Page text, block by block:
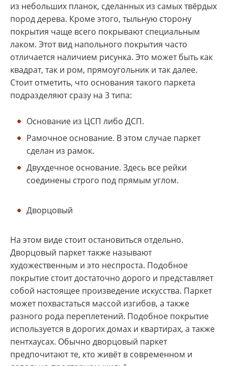
из небольших планок, сделанных из самых твёрдых
пород дерева. Кроме этого, тыльную сторону
покрытия чаще всего покрывают специальным
лаком. Этот вид напольного покрытия часто
отличается наличием рисунка. Это может быть как
квадрат, так и ром, прямоугольник и так далее.
Стоит отметить, что основания такого паркета
подразделяют сразу на 3 типа:
Основание из ЦСП либо ДСП.
Рамочное основание. В этом случае паркет
сделан из рамок.
Двухдечное основание. Здесь все рейки
соединены строго под прямым углом.
Дворцовый
На этом виде стоит остановиться отдельно.
Дворцовый паркет также называют
художественным и это неспроста. Подобное
покрытие стоит достаточно дорого и представляет
собой настоящее произведение искусства. Паркет
может похвастаться массой изгибов, а также
разного рода переплетений. Подобное покрытие
используется в дорогих домах и квартирах, а также
пентхаусах. Обычно дворцовый паркет
предпочитают те, кто живёт в современном и